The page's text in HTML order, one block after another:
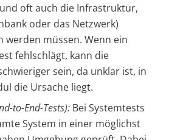
oft auch die Infrastruktur,
oder das Netzwerk)
werden müssen. Wenn ein
fehlschlägt, kann die
sein, da unklar ist, in
die Ursache liegt.
to-End-Tests): Bei Systemtests
System in einer möglichst